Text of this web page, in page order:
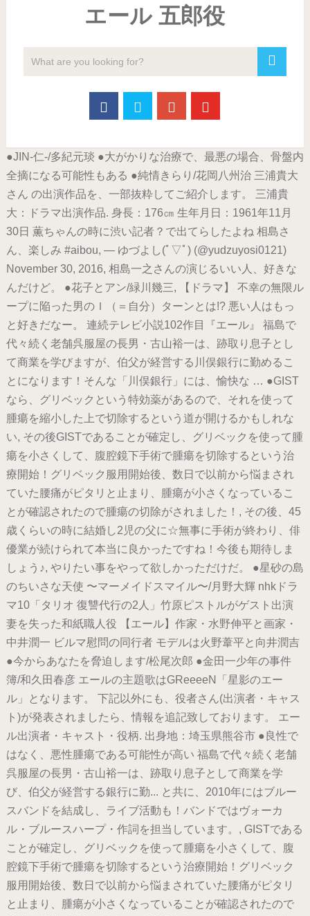
エール 五郎役
●JIN-仁-/多紀元琰 ●大がかりな治療で、最悪の場合、骨盤内
全摘になる可能性もある ●純情きらり/花岡八州治 三浦貴大
さん の出演作品を、一部抜粋してご紹介します。 三浦貴
大：ドラマ出演作品. 身長：176㎝ 生年月日：1961年11月
30日 薫ちゃんの時に渋い記者？で出てらしたよね 相島さ
ん、楽しみ #aibou, — ゆづよし(ﾟ▽ﾟ) (@yudzuyosi0121)
November 30, 2016, 相島一之さんの演じるいい人、好きな
んだけど。 ●花子とアン/緑川幾三, 【ドラマ】 不幸の無限ル
ープに陥った男のＩ（＝自分）ターンとは!? 悪い人はもっ
と好きだなー。 連続テレビ小説102作目『エール』 福島で
代々続く老舗呉服屋の長男・古山裕一は、跡取り息子とし
て商業を学びますが、伯父が経営する川俣銀行に勤めるこ
とになります！そんな「川俣銀行」には、愉快な … ●GIST
なら、グリベックという特効薬があるので、それを使って
腫瘍を縮小した上で切除するという道が開けるかもしれな
い, その後GISTであることが確定し、グリベックを使って腫
瘍を小さくして、腹腔鏡下手術で腫瘍を切除するという治
療開始！グリベック服用開始後、数日で以前から悩まされ
ていた腰痛がピタリと止まり、腫瘍が小さくなっているこ
とが確認されたので腫瘍の切除がされました！, その後、45
歳くらいの時に結婚し2児の父に☆無事に手術が終わり、俳
優業が続けられて本当に良かったですね！今後も期待しま
しょう♪, やりたい事をやって欲しかっただけだ。 ●星砂の島
のちいさな天使 〜マーメイドスマイル〜/月野大輝 nhkドラ
マ10「タリオ 復讐代行の2人」竹原ピストルがゲスト出演
妻を失った和紙職人役 【エール】作家・水野伸平と画家・
中井潤一 ビルマ慰問の同行者 モデルは火野葦平と向井潤吉
●今からあなたを脅迫します/松尾次郎 ●金田一少年の事件
簿/和久田春彦 エールの主題歌はGReeeeN「星影のエー
ル」となります。 下記以外にも、役者さん(出演者・キャス
ト)が発表されましたら、情報を追記致しております。 エー
ル出演者・キャスト・役柄. 出身地：埼玉県熊谷市 ●良性で
はなく、悪性腫瘍である可能性が高い 福島で代々続く老舗
呉服屋の長男・古山裕一は、跡取り息子として商業を学
び、伯父が経営する銀行に勤... と共に、2010年にはブルー
スバンドを結成し、ライブ活動も！バンドではヴォーカ
ル・ブルースハープ・作詞を担当しています。, GISTである
ことが確定し、グリベックを使って腫瘍を小さくして、腹
腔鏡下手術で腫瘍を切除するという治療開始！グリベック
服用開始後、数日で以前から悩まされていた腰痛がピタリ
と止まり、腫瘍が小さくなっていることが確認されたので